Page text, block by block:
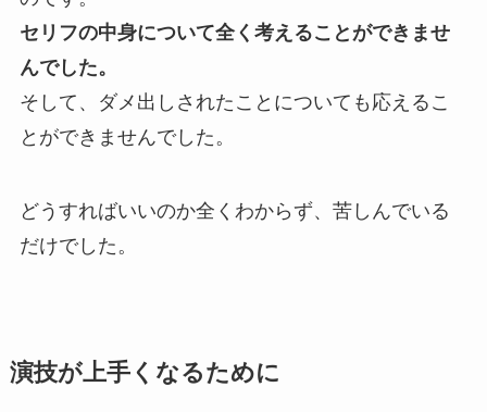
セリフの中身について全く考えることができませ
んでした。
そして、ダメ出しされたことについても応えるこ
とができませんでした。
どうすればいいのか全くわからず、苦しんでいる
だけでした。
演技が上手くなるために